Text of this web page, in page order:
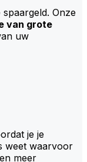
Onze
van grote
uw
je je
weet waarvoor
meer